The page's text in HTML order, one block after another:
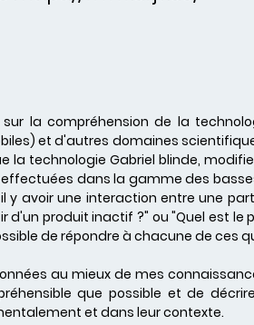
la compréhension de la
et d'autres domaines
la technologie Gabriel blinde,
dans la gamme des
avoir une interaction entre une
produit inactif ?" ou "Quel est le
de répondre à chacune de ces
au mieux de mes
que possible et de
et dans leur contexte.